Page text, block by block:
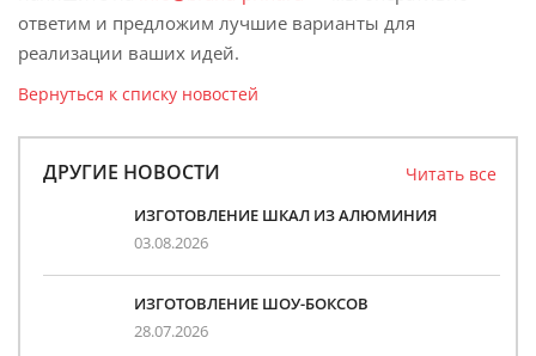
ответим и предложим лучшие варианты для
реализации ваших идей.
Вернуться к списку новостей
ДРУГИЕ НОВОСТИ Читать все
ИЗГОТОВЛЕНИЕ ШКАЛ ИЗ АЛЮМИНИЯ
03.08.2026
ИЗГОТОВЛЕНИЕ ШОУ-БОКСОВ
28.07.2026